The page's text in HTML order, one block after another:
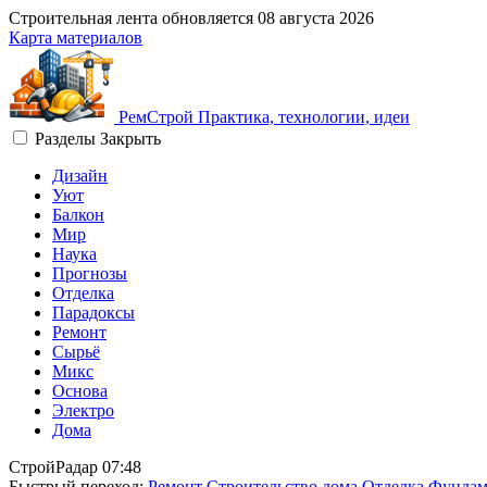
Строительная лента обновляется 08 августа 2026
Карта материалов
РемСтрой Практика, технологии, идеи
Разделы Закрыть
Дизайн
Уют
Балкон
Мир
Наука
Прогнозы
Отделка
Парадоксы
Ремонт
Сырьё
Микс
Основа
Электро
Дома
СтройРадар 07:48